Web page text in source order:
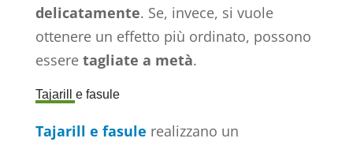
delicatamente. Se, invece, si vuole
ottenere un effetto più ordinato, possono
essere tagliate a metà.
Tajarill e fasule
Tajarill e fasule realizzano un